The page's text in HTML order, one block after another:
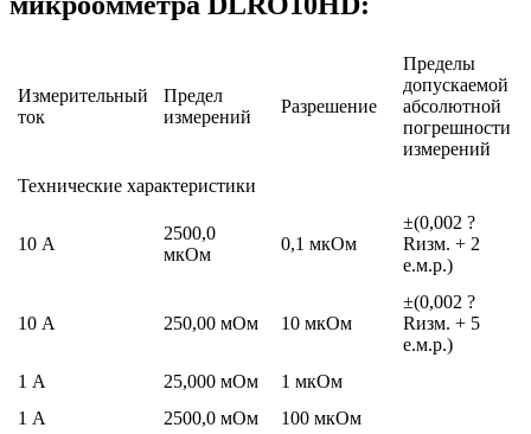
Измерительный
ток
Предел
измерений
Разрешение
Пределы
допускаемой
абсолютной
погрешности
измерений
Технические характеристики
10 А
2500,0
мкОм
0,1 мкОм
±(0,002 ?
Rизм. + 2
е.м.р.)
10 А 250,00 мОм 10 мкОм
±(0,002 ?
Rизм. + 5
е.м.р.)
1 А
25,000 мОм 1 мкОм
1 А 2500,0 мОм
100 мкОм